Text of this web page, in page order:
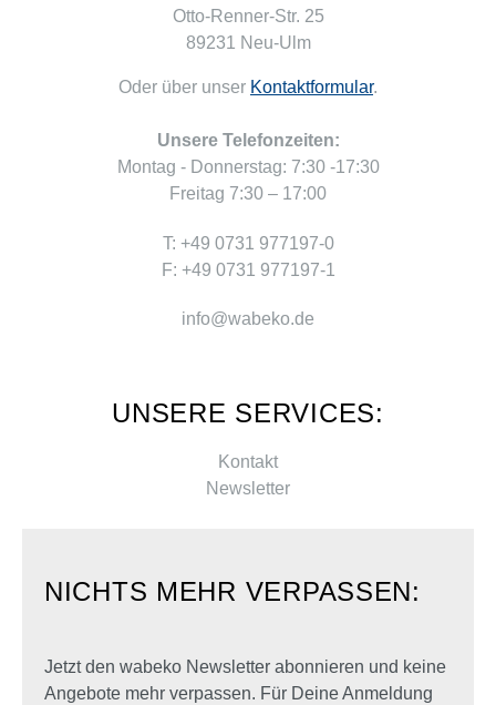
Otto-Renner-Str. 25
89231 Neu-Ulm
Oder über unser Kontaktformular.
Unsere Telefonzeiten:
Montag - Donnerstag: 7:30 -17:30
Freitag 7:30 – 17:00
T: +49 0731 977197-0
F: +49 0731 977197-1
info@wabeko.de
UNSERE SERVICES:
Kontakt
Newsletter
NICHTS MEHR VERPASSEN:
Jetzt den wabeko Newsletter abonnieren und keine
Angebote mehr verpassen. Für Deine Anmeldung